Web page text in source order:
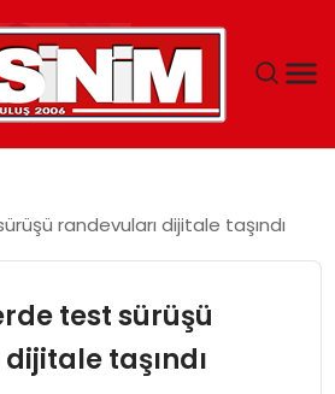
randevuları dijitale taşındı
test sürüşü
taşındı